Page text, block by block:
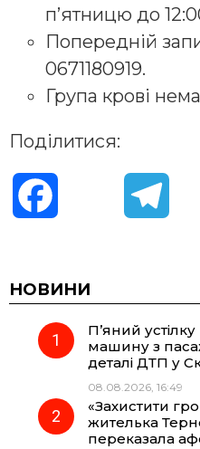
п’ятницю до
Попередній
0671180919.
Група крові
Поділитися:
c
e
o
e
r
НОВИНИ
П’яний
машину з
деталі ДТП у
08.08.2026, 16:49
«Захистити
жителька
переказала